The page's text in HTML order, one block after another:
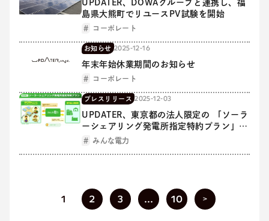
UPDATER、DOWAグループと連携し、福
島県大熊町でリユースPV試験を開始
コーポレート
お知らせ 2025-12-16
年末年始休業期間のお知らせ
コーポレート
プレスリリース 2025-12-03
UPDATER、東京都の法人限定の 「ソーラ
ーシェアリング発電所指定特約プラン」開
始 みんな電力
1 2 3 ... 10